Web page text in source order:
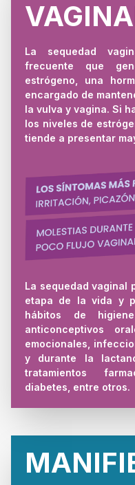
La sequedad
frecuente que
estrógeno, una
encargado de
la vulva y vagina. Si
los niveles de
tiende a presentar
La sequedad vaginal
etapa de la vida y
hábitos de
anticonceptivos
emocionales,
y durante la
tratamientos
diabetes, entre otros.